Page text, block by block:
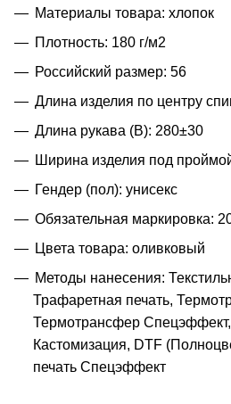
Материалы товара: хлопок
Плотность: 180 г/м2
Российский размер: 56
Длина изделия по центру
Длина рукава (B): 280±30
Ширина изделия под
Гендер (пол): унисекс
Обязательная маркировка:
Цвета товара: оливковый
Методы нанесения:
Трафаретная печать,
Термотрансфер Спецэффект,
Кастомизация, DTF
печать Спецэффект